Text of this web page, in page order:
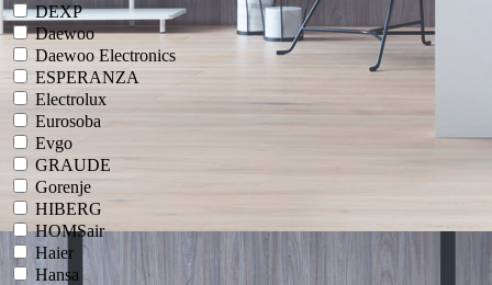
DEXP
Daewoo
Daewoo Electronics
ESPERANZA
Electrolux
Eurosoba
Evgo
GRAUDE
Gorenje
HIBERG
HOMSair
Haier
Hansa